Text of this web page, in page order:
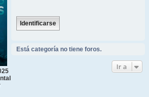
Está categoría no tiene foros.
Ir a